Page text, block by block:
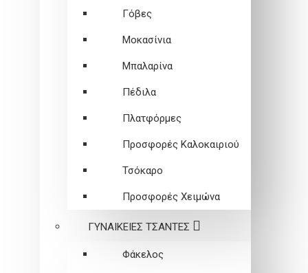
Γόβες
Μοκασίνια
Μπαλαρίνα
Πέδιλα
Πλατφόρμες
Προσφορές Καλοκαιριού
Τσόκαρο
Προσφορές Χειμώνα
ΓΥΝΑΙΚΕΙEΣ ΤΣΑΝΤΕΣ
Φάκελος